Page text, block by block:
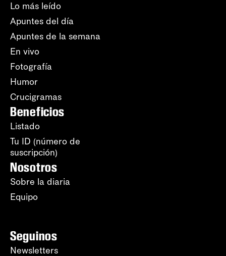
Lo más leído
Apuntes del día
Apuntes de la semana
En vivo
Fotografía
Humor
Crucigramas
Beneficios
Listado
Tu ID (número de
suscripción)
Nosotros
Sobre la diaria
Equipo
Seguinos
Newsletters